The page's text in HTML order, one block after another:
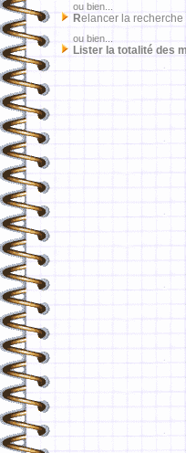
ou bien...
Relancer la
ou bien...
Lister la totalité des